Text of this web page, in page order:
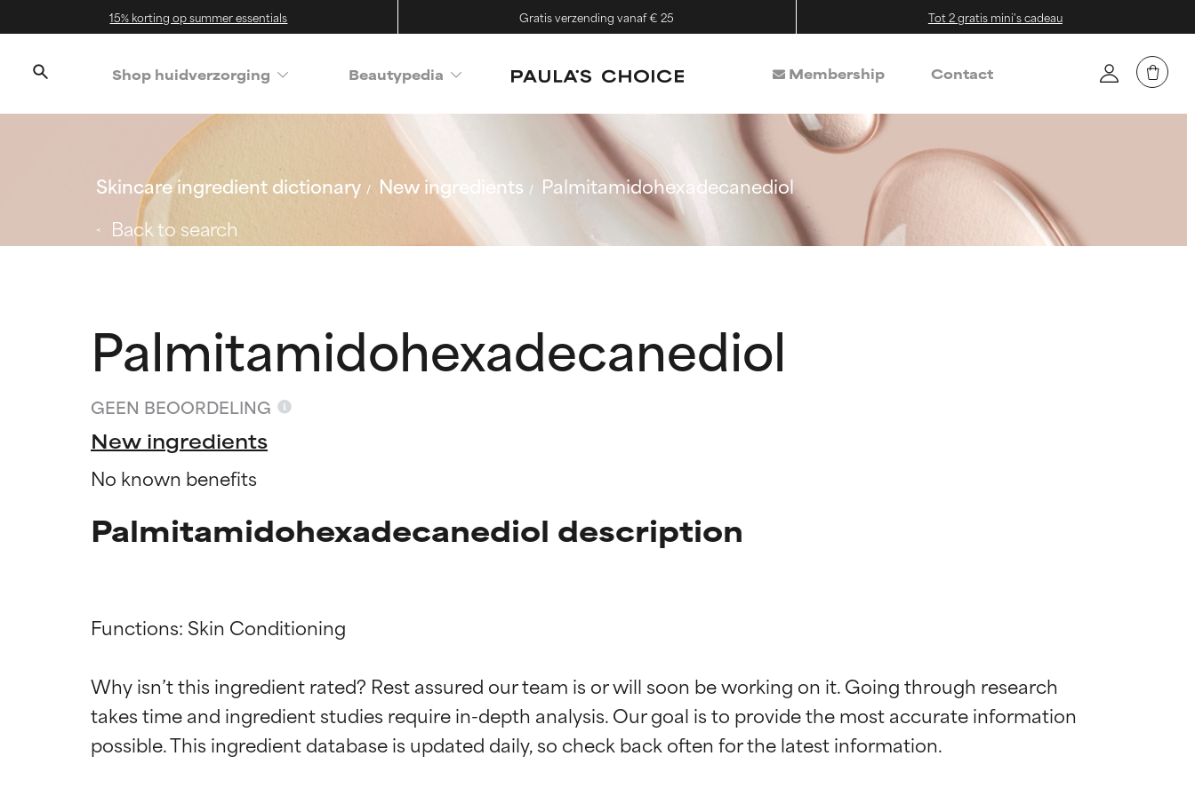
15% korting op summer essentials Gratis verzending vanaf € 25 Tot 2 gratis mini's cadeau
Shop huidverzorging Beautypedia Membership Contact
Skincare ingredient dictionary New ingredients
Palmitamidohexadecanediol
Back to search
Palmitamidohexadecanediol
GEEN BEOORDELING
New ingredients
No known benefits
Palmitamidohexadecanediol description
Functions: Skin Conditioning
Why isn’t this ingredient rated? Rest assured our team is or will soon be working on it. Going through research
takes time and ingredient studies require in-depth analysis. Our goal is to provide the most accurate information
Beoordelingen van ingrediënten
BESTE
Beoordelingen van ingrediënten
BESTE